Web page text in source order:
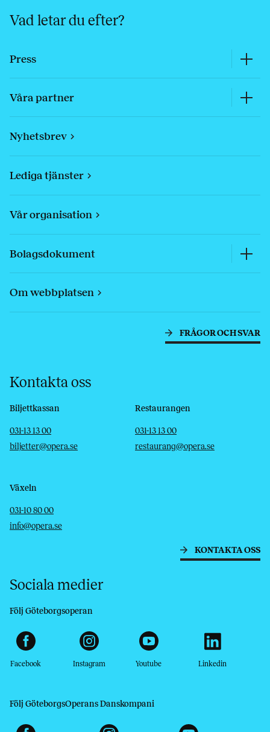
Vad letar du efter?
Press
Våra partner
Nyhetsbrev
Lediga tjänster
Vår organisation
Bolagsdokument
Om webbplatsen
FRÅGOR OCH SVAR
Kontakta oss
Biljettkassan
Telefon
031-13 13 00
E-post
biljetter@opera.se
Restaurangen
Telefon
031-13 13 00
E-post
restaurang@opera.se
Växeln
Telefon
031-10 80 00
E-post
info@opera.se
KONTAKTA OSS
Sociala medier
Följ Göteborgsoperan
Facebook Instagram Youtube Linkedin
Följ GöteborgsOperans Danskompani